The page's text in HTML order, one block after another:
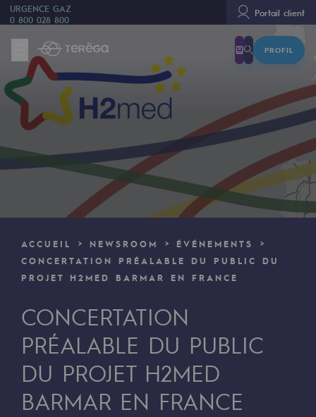
URGENCE GAZ
0 800 028 800
Portail client
PROFIL
Nous sommes
Nous sommes
80 ans d'histoire
Teréga
Accélérateur de la transition énergétique
Une organisation adaptative et ouverte
Une organisation adaptative et
Digitalisation
Transversalité et Collaboratif
Notre culture et nos valeurs
Une organisation certifiée
ACCUEIL NEWSROOM
ÉVÉNEMENTS
CONCERTATION PRÉALABLE DU PUBLIC DU
PROJET H2MED BARMAR EN FRANCE
CONCERTATION
PRÉALABLE DU PUBLIC
DU PROJET H2MED
BARMAR EN FRANCE